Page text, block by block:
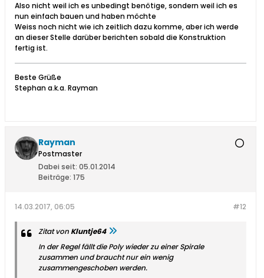
Also nicht weil ich es unbedingt benötige, sondern weil ich es
nun einfach bauen und haben möchte
Weiss noch nicht wie ich zeitlich dazu komme, aber ich werde
an dieser Stelle darüber berichten sobald die Konstruktion
fertig ist.
Beste Grüße
Stephan a.k.a. Rayman
Rayman
Postmaster
Dabei seit: 05.01.2014
Beiträge: 175
#12
14.03.2017, 06:05
Zitat vonKluntje64
In der Regel fällt die Poly wieder zu einer Spirale
zusammen und braucht nur ein wenig
zusammengeschoben werden.